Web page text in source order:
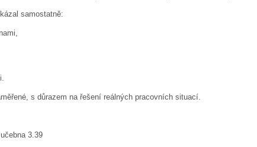
samostatně:
s důrazem na řešení reálných pracovních situací.
3.39